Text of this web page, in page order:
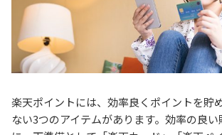
楽天ポイントには、効率良くポイントを貯
ない3つのアイテムがあります。効率の良